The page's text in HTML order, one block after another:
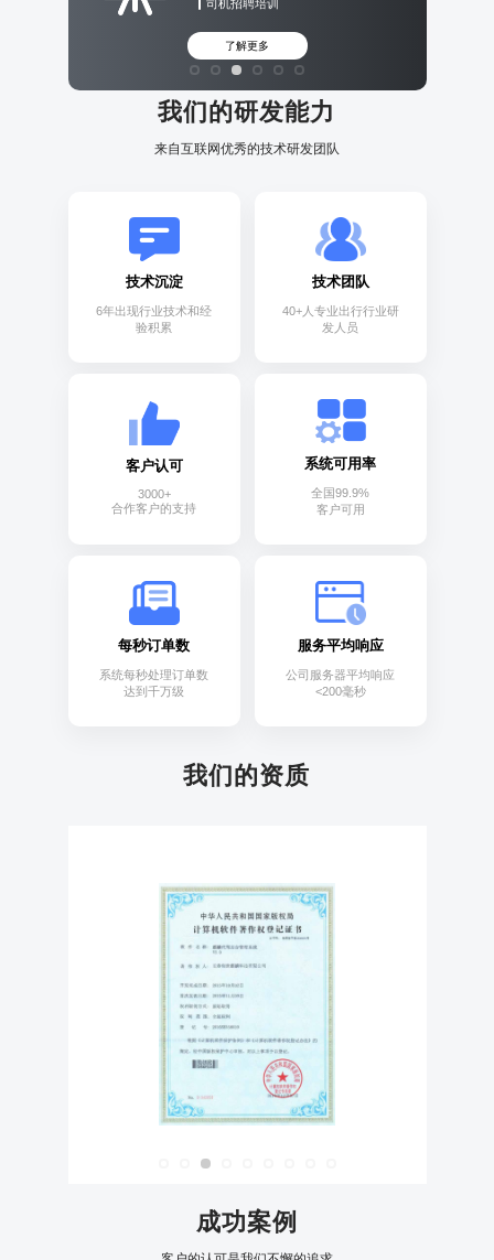
司机招聘培训
了解更多
我们的研发能力
来自互联网优秀的技术研发团队
技术沉淀
6年出现行业技术和经
验积累
技术团队
40+人专业出行行业研
发人员
客户认可
3000+
合作客户的支持
系统可用率
全国99.9%
客户可用
每秒订单数
系统每秒处理订单数
达到千万级
服务平均响应
公司服务器平均响应
<200毫秒
我们的资质
成功案例